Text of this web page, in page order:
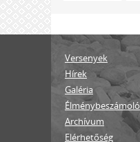
Versenyek
Hírek
Galéria
Élménybeszámoló
Archívum
Elérhetőség